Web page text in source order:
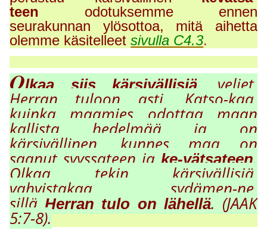
teen odotuksemme ennen
seurakunnan ylösottoa, mitä aihetta
olemme käsitelleetsivulla C4.3.
Olkaa siis kärsivällisiä , veljet,
Herran tuloon asti. Katso-kaa,
kuinka maamies odottaa maan
kallista hedelmää ja on
kärsivällinen, kunnes maa on
saanut syyssateen ja ke-vätsateen.
Olkaa tekin kärsivällisiä,
vahvistakaa sydämen-ne,
sillä Herran tulo on lähellä. (JAAK
5:7-8).